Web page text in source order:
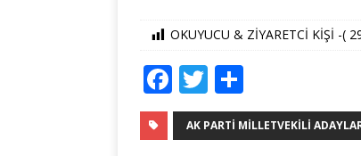
OKUYUCU & ZİYARETCİ KİŞİ -(
F
a
c
T
w
it
h
ar
AK PARTI MILLETVEKILI